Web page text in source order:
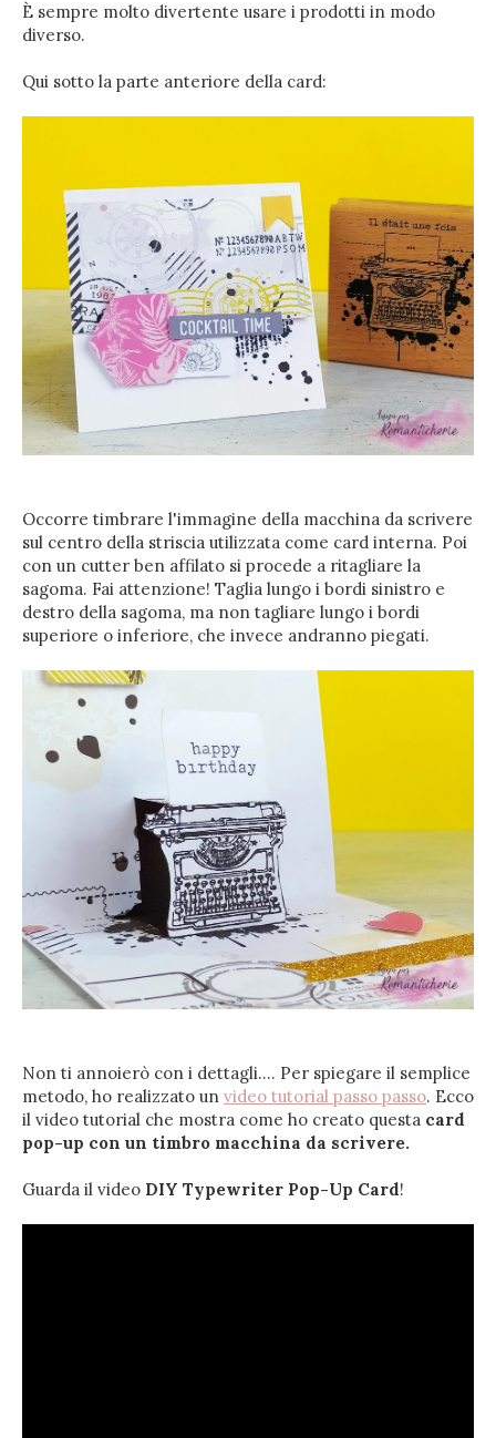
È sempre molto divertente usare i prodotti in modo
diverso.
Qui sotto la parte anteriore della card:
Occorre timbrare l'immagine della macchina da scrivere
sul centro della striscia utilizzata come card interna. Poi
con un cutter ben affilato si procede a ritagliare la
sagoma. Fai attenzione! Taglia lungo i bordi sinistro e
destro della sagoma, ma non tagliare lungo i bordi
superiore o inferiore, che invece andranno piegati.
Non ti annoierò con i dettagli.... Per spiegare il semplice
metodo, ho realizzato un video tutorial passo passo. Ecco
il video tutorial che mostra come ho creato questa card
pop-up con un timbro macchina da scrivere.
Guarda il video DIY Typewriter Pop-Up Card!